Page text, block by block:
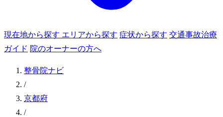
現在地から探す エリアから探す 症状から探す 交通事故治療
ガイド 院のオーナーの方へ
整骨院ナビ
/
京都府
/